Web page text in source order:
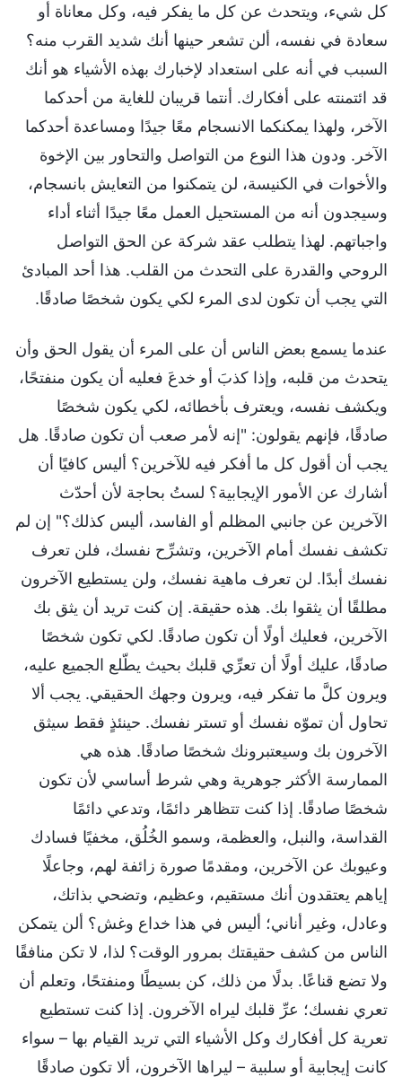
كل شيء، ويتحدث عن كل ما يفكر فيه، وكل معاناة أو
سعادة في نفسه، ألن تشعر حينها أنك شديد القرب منه؟
السبب في أنه على استعداد لإخبارك بهذه الأشياء هو أنك
قد ائتمنته على أفكارك. أنتما قريبان للغاية من أحدكما
الآخر، ولهذا يمكنكما الانسجام معًا جيدًا ومساعدة أحدكما
الآخر. ودون هذا النوع من التواصل والتحاور بين الإخوة
والأخوات في الكنيسة، لن يتمكنوا من التعايش بانسجام،
وسيجدون أنه من المستحيل العمل معًا جيدًا أثناء أداء
واجباتهم. لهذا يتطلب عقد شركة عن الحق التواصل
الروحي والقدرة على التحدث من القلب. هذا أحد المبادئ
التي يجب أن تكون لدى المرء لكي يكون شخصًا صادقًا.
عندما يسمع بعض الناس أن على المرء أن يقول الحق وأن
يتحدث من قلبه، وإذا كذبَ أو خدعَ فعليه أن يكون منفتحًا،
ويكشف نفسه، ويعترف بأخطائه، لكي يكون شخصًا
صادقًا، فإنهم يقولون: "إنه لأمر صعب أن تكون صادقًا. هل
يجب أن أقول كل ما أفكر فيه للآخرين؟ أليس كافيًا أن
أشارك عن الأمور الإيجابية؟ لستُ بحاجة لأن أحدّث
الآخرين عن جانبي المظلم أو الفاسد، أليس كذلك؟" إن لم
تكشف نفسك أمام الآخرين، وتشرِّح نفسك، فلن تعرف
نفسك أبدًا. لن تعرف ماهية نفسك، ولن يستطيع الآخرون
مطلقًا أن يثقوا بك. هذه حقيقة. إن كنت تريد أن يثق بك
الآخرين، فعليك أولًا أن تكون صادقًا. لكي تكون شخصًا
صادقًا، عليك أولًا أن تعرِّي قلبك بحيث يطّلع الجميع عليه،
ويرون كلَّ ما تفكر فيه، ويرون وجهك الحقيقي. يجب ألا
تحاول أن تموّه نفسك أو تستر نفسك. حينئذٍ فقط سيثق
الآخرون بك وسيعتبرونك شخصًا صادقًا. هذه هي
الممارسة الأكثر جوهرية وهي شرط أساسي لأن تكون
شخصًا صادقًا. إذا كنت تتظاهر دائمًا، وتدعي دائمًا
القداسة، والنبل، والعظمة، وسمو الخُلُق، مخفيًا فسادك
وعيوبك عن الآخرين، ومقدمًا صورة زائفة لهم، وجاعلًا
إياهم يعتقدون أنك مستقيم، وعظيم، وتضحي بذاتك،
وعادل، وغير أناني؛ أليس في هذا خداع وغش؟ ألن يتمكن
الناس من كشف حقيقتك بمرور الوقت؟ لذا، لا تكن منافقًا
ولا تضع قناعًا. بدلًا من ذلك، كن بسيطًا ومنفتحًا، وتعلم أن
تعري نفسك؛ عرِّ قلبك ليراه الآخرون. إذا كنت تستطيع
تعرية كل أفكارك وكل الأشياء التي تريد القيام بها – سواء
كانت إيجابية أو سلبية – ليراها الآخرون، ألا تكون صادقًا